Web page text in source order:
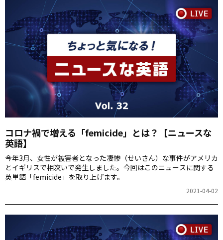
コロナ禍で増える「femicide」とは？【ニュースな
英語】
今年3月、女性が被害者となった凄惨（せいさん）な事件がアメリカ
とイギリスで相次いで発生しました。今回はこのニュースに関する
英単語「femicide」を取り上げます。
2021-04-02